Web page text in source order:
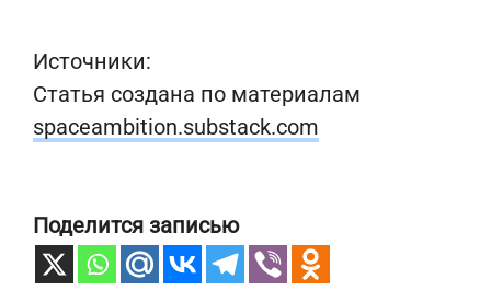
Источники:
Статья создана по материалам
spaceambition.substack.com
Поделится записью